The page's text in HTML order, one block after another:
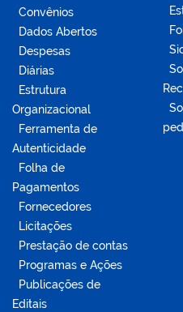
Convênios
Dados Abertos
Despesas
Diárias
Estrutura
Organizacional
Ferramenta de
Autenticidade
Folha de
Pagamentos
Fornecedores
Licitações
Prestação de contas
Programas e Ações
Publicações de
Editais